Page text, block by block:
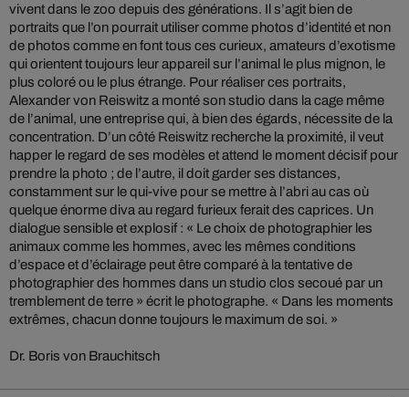
vivent dans le zoo depuis des générations. Il s’agit bien de
portraits que l’on pourrait utiliser comme photos d’identité et non
de photos comme en font tous ces curieux, amateurs d’exotisme
qui orientent toujours leur appareil sur l’animal le plus mignon, le
plus coloré ou le plus étrange. Pour réaliser ces portraits,
Alexander von Reiswitz a monté son studio dans la cage même
de l’animal, une entreprise qui, à bien des égards, nécessite de la
concentration. D’un côté Reiswitz recherche la proximité, il veut
happer le regard de ses modèles et attend le moment décisif pour
prendre la photo ; de l’autre, il doit garder ses distances,
constamment sur le qui-vive pour se mettre à l’abri au cas où
quelque énorme diva au regard furieux ferait des caprices. Un
dialogue sensible et explosif : « Le choix de photographier les
animaux comme les hommes, avec les mêmes conditions
d’espace et d’éclairage peut être comparé à la tentative de
photographier des hommes dans un studio clos secoué par un
tremblement de terre » écrit le photographe. « Dans les moments
extrêmes, chacun donne toujours le maximum de soi. »
Dr. Boris von Brauchitsch